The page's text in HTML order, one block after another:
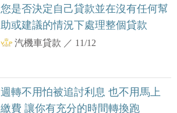
您是否決定自己貸款並在沒有任何幫
助或建議的情況下處理整個貸款
汽機車貸款 ／ 11/12
週轉不用怕被追討利息 也不用馬上
繳費 讓你有充分的時間轉換跑